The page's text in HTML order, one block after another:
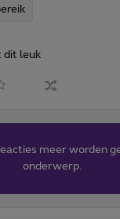
dit leuk
meer worden
onderwerp.